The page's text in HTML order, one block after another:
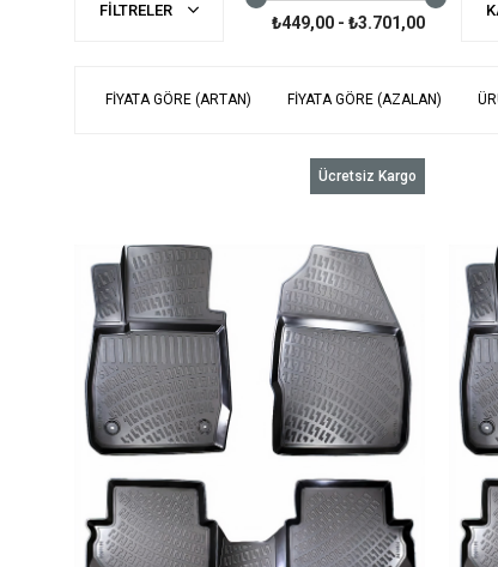
FILTRELER
₺449,00 - ₺3.701,00
FIYATA GÖRE (ARTAN) FIYATA GÖRE (AZALAN)
Ücretsiz Kargo